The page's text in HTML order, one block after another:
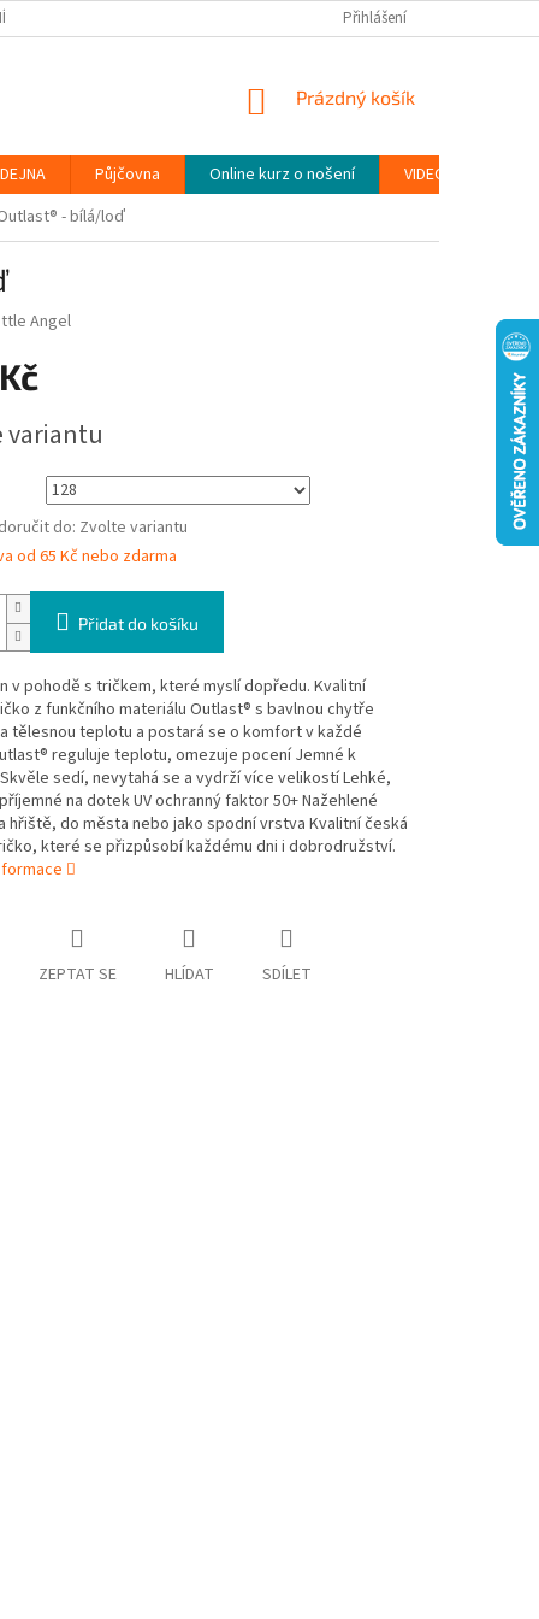
PODMÍNKY OCHRANY OSOBNÍCH ÚDAJŮ (GDPR)
Přihlášení
NÁKUPNÍ
Prázdný košík
Půjčovna Online kurz o nošení
VIDEONÁVODY
- bílá/loď
Angel
variantu
do: Zvolte variantu
od 65 Kč nebo zdarma
Přidat do košíku
v pohodě s tričkem, které myslí dopředu. Kvalitní
z funkčního materiálu Outlast® s bavlnou chytře
tělesnou teplotu a postará se o komfort v každé
reguluje teplotu, omezuje pocení Jemné k
sedí, nevytahá se a vydrží více velikostí Lehké,
na dotek UV ochranný faktor 50+ Nažehlené
hřiště, do města nebo jako spodní vrstva Kvalitní česká
které se přizpůsobí každému dni i dobrodružství.
ZEPTAT SE HLÍDAT SDÍLET